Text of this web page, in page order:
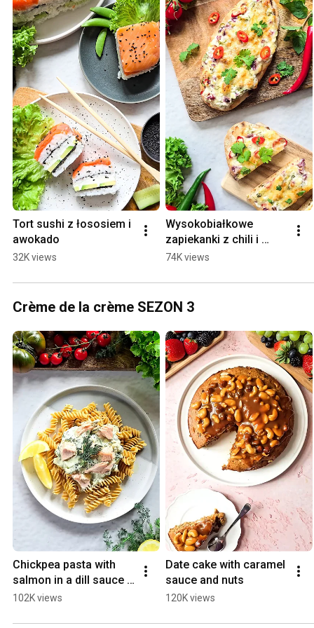
Tort sushi z łososiem i
awokado
32K views
Wysokobiałkowe
zapiekanki z chili i
serkiem wiejskim
74K views
Crème de la crème SEZON 3
Chickpea pasta with
salmon in a dill sauce
with a hint of lemon
102K views
Date cake with caramel
sauce and nuts
120K views